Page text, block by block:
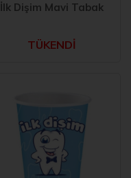
İlk Dişim Mavi Tabak
TÜKENDİ